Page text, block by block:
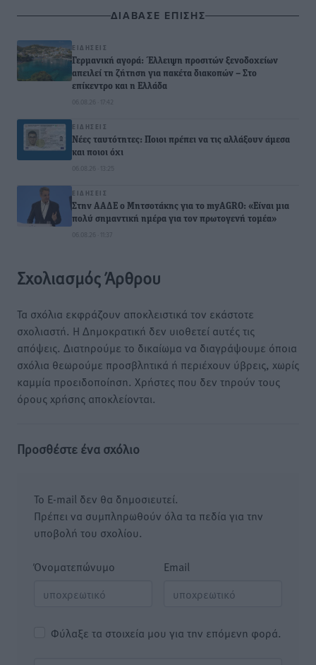
ΔΙΑΒΑΣΕ ΕΠΙΣΗΣ
ΕΙΔΉΣΕΙΣ
Γερμανική αγορά: Έλλειψη προσιτών ξενοδοχείων
απειλεί τη ζήτηση για πακέτα διακοπών – Στο
επίκεντρο και η Ελλάδα
06.08.26 · 17:42
ΕΙΔΉΣΕΙΣ
Νέες ταυτότητες: Ποιοι πρέπει να τις αλλάξουν άμεσα
και ποιοι όχι
06.08.26 · 13:25
ΕΙΔΉΣΕΙΣ
Στην ΑΑΔΕ ο Μητσοτάκης για το myAGRO: «Είναι μια
πολύ σημαντική ημέρα για τον πρωτογενή τομέα»
06.08.26 · 11:37
Σχολιασμός Άρθρου
Τα σχόλια εκφράζουν αποκλειστικά τον εκάστοτε
σχολιαστή. Η Δημοκρατική δεν υιοθετεί αυτές τις
απόψεις. Διατηρούμε το δικαίωμα να διαγράψουμε όποια
σχόλια θεωρούμε προσβλητικά ή περιέχουν ύβρεις, χωρίς
καμμία προειδοποίηση. Χρήστες που δεν τηρούν τους
όρους χρήσης αποκλείονται.
Προσθέστε ένα σχόλιο
Το E-mail δεν θα δημοσιευτεί.
Πρέπει να συμπληρωθούν όλα τα πεδία για την
υποβολή του σχολίου.
Όνοματεπώνυμο Email
Φύλαξε τα στοιχεία μου για την επόμενη φορά.